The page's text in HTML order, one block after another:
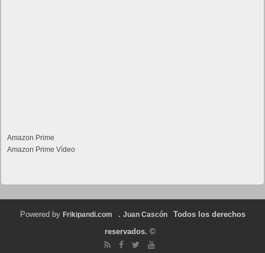
Amazon Prime
Amazon Prime Vídeo
Powered by Frikipandi.com . Juan Cascón
Todos los derechos
reservados. ©